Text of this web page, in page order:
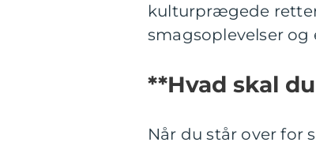
kulturprægede
smagsoplevelser
**Hvad skal
Når du står over for